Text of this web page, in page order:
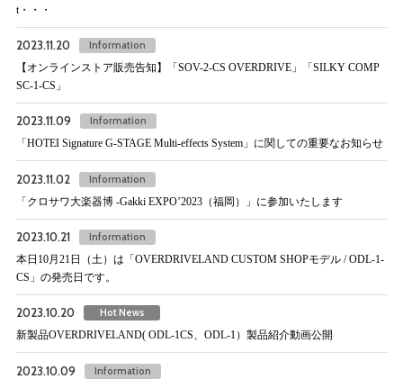
t・・・
2023.11.20
Information
【オンラインストア販売告知】「SOV-2-CS OVERDRIVE」「SILKY COMP
SC-1-CS」
2023.11.09
Information
「HOTEI Signature G-STAGE Multi-effects System」に関しての重要なお知らせ
2023.11.02
Information
「クロサワ大楽器博 -Gakki EXPO’2023（福岡）」に参加いたします
2023.10.21
Information
本日10月21日（土）は「OVERDRIVELAND CUSTOM SHOPモデル / ODL-1-
CS」の発売日です。
2023.10.20
Hot News
新製品OVERDRIVELAND( ODL-1CS、ODL-1）製品紹介動画公開
2023.10.09
Information